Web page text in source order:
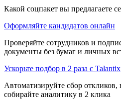
Какой соцпакет вы предлагаете
Оформляйте кандидатов онлайн
Проверяйте сотрудников и
документы без бумаг и личных
Ускорьте подбор в 2 раза с Talantix
Автоматизируйте сбор откликов,
собирайте аналитику в 2 клика